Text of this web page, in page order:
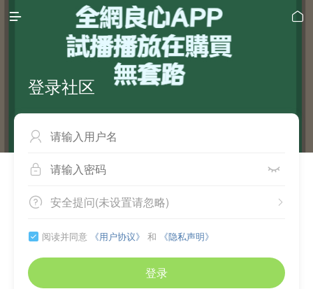
 
登录社区

 
 
安全提问(未设置请忽略)
 阅读并同意 《用户协议》 和 《隐私声明》
登录